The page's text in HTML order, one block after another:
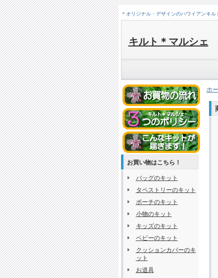
＊オリジナル・デザインのハワイアンキ
キルト＊マルシェ
お買い物はこちら！
バッグのキット
タペストリーのキット
ポーチのキット
小物のキット
キッズのキット
ベビーのキット
クッションカバーのキ
ット
お道具
ホ